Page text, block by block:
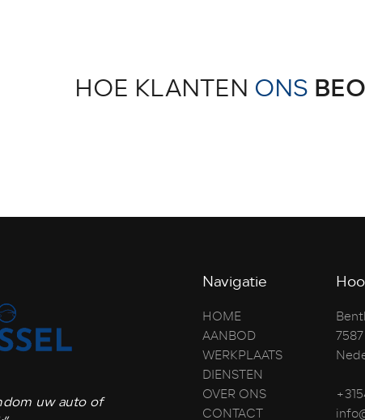
HOE KLANTEN ONS
uw auto of
Navigatie
HOME
AANBOD
WERKPLAATS
DIENSTEN
OVER ONS
CONTACT